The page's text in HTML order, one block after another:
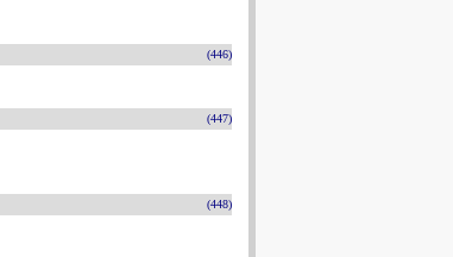
(446)
(447)
(448)